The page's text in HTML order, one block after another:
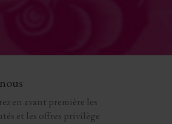
en avant première les
et les offres privilège